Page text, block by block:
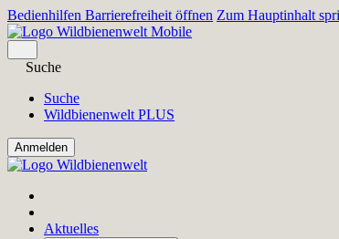
Bedienhilfen Barrierefreiheit öffnen Zum Hauptinhalt
Suche
Suche
Wildbienenwelt PLUS
Aktuelles